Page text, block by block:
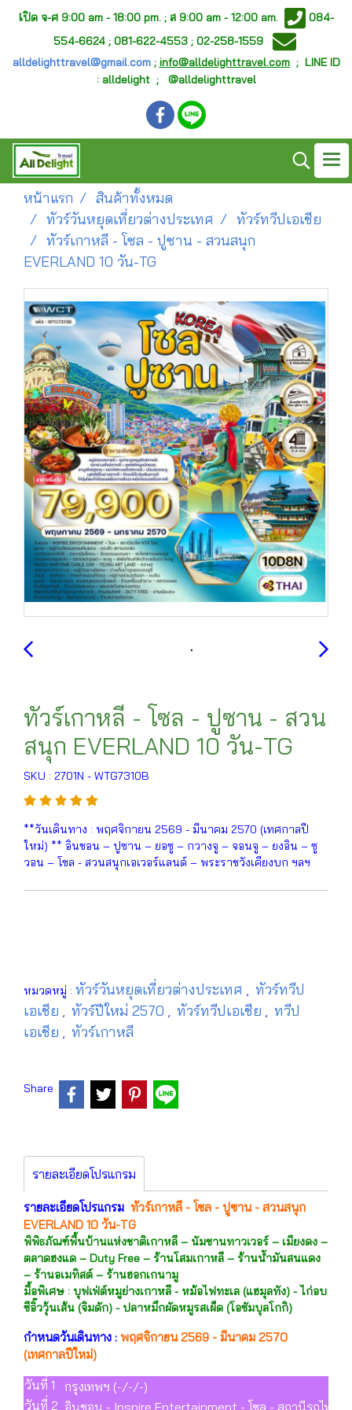
เปิด จ-ศ 9:00 am - 18:00 pm. ; ส 9:00 am - 12:00 am.
084-
554-6624 ; 081-622-4553 ; 02-258-1559
alldelighttravel@gmail.com; info@alldelighttravel.com; LINE ID
: alldelight ; @alldelighttravel
หน้าแรก
สินค้าทั้งหมด
ทัวร์วันหยุดเที่ยวต่างประเทศ
ทัวร์ทวีปเอเชีย
ทัวร์เกาหลี - โซล - ปูซาน - สวนสนุก
EVERLAND 10 วัน-TG
ทัวร์เกาหลี - โซล - ปูซาน - สวน
สนุก EVERLAND 10 วัน-TG
SKU : 2701N - WTG7310B
**วันเดินทาง : พฤศจิกายน 2569 - มีนาคม 2570 (เทศกาลปี
ใหม่) ** อินชอน – ปูซาน – ยอซู – กวางจู – จอนจู – ยงอิน – ซู
วอน – โซล - สวนสนุกเอเวอร์แลนด์ – พระราชวังเคียงบก ฯลฯ
หมวดหมู่ : ทัวร์วันหยุดเที่ยวต่างประเทศ , ทัวร์ทวีป
เอเชีย , ทัวร์ปีใหม่ 2570 , ทัวร์ทวีปเอเชีย , ทวีป
เอเชีย , ทัวร์เกาหลี
Share
รายละเอียดโปรแกรม
รายละเอียดโปรแกรม ทัวร์เกาหลี - โซล - ปูซาน - สวนสนุก
EVERLAND 10 วัน-TG
พิพิธภัณฑ์พื้นบ้านแห่งชาติเกาหลี – นัมซานทาวเวอร์ – เมียงดง –
ตลาดฮงแด – Duty Free – ร้านโสมเกาหลี – ร้านน้ำมันสนแดง
– ร้านอเมทิสต์ – ร้านฮอกเกนามู
มื้อพิเศษ : บุฟเฟ่ต์หมูย่างเกาหลี - หม้อไฟทะเล (แฮมุลทัง) - ไก่อบ
ซีอิ๊ววุ้นเส้น (จิมดัก) - ปลาหมึกผัดหมูรสเผ็ด (โอซัมบุลโกกิ)
กำหนดวันเดินทาง : พฤศจิกายน 2569 - มีนาคม 2570
(เทศกาลปีใหม่)
วันที่ 1
กรุงเทพฯ (-/-/-)
วันที่ 2 อินชอน - Inspire Entertainment - โซล - สถานีรถไฟ